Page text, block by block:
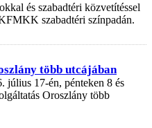
és szabadtéri közvetítéssel
szabadtéri színpadán.
több utcájában
július 17-én, pénteken 8 és
Oroszlány több